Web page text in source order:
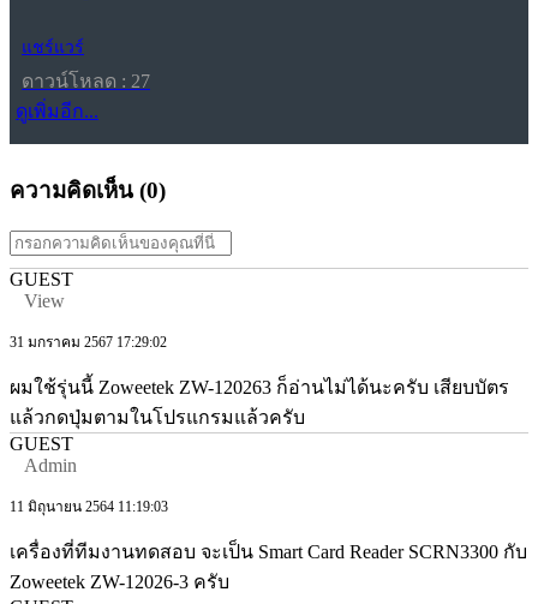
แชร์แวร์
ดาวน์โหลด : 27
ดูเพิ่มอีก...
ความคิดเห็น (0)
GUEST
View
31 มกราคม 2567 17:29:02
ผมใช้รุ่นนี้ Zoweetek ZW-120263 ก็อ่านไม่ได้นะครับ เสียบบัตร
แล้วกดปุ่มตามในโปรแกรมแล้วครับ
GUEST
Admin
11 มิถุนายน 2564 11:19:03
เครื่องที่ทีมงานทดสอบ จะเป็น Smart Card Reader SCRN3300 กับ
Zoweetek ZW-12026-3 ครับ